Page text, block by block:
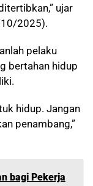
ujar
2025).
pelaku
bertahan hidup
hidup. Jangan
penambang,”
bagi Pekerja